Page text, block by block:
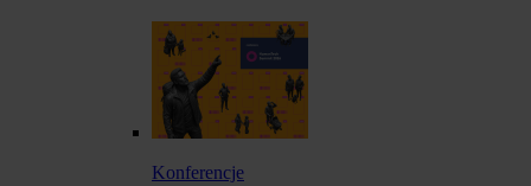
Konferencje